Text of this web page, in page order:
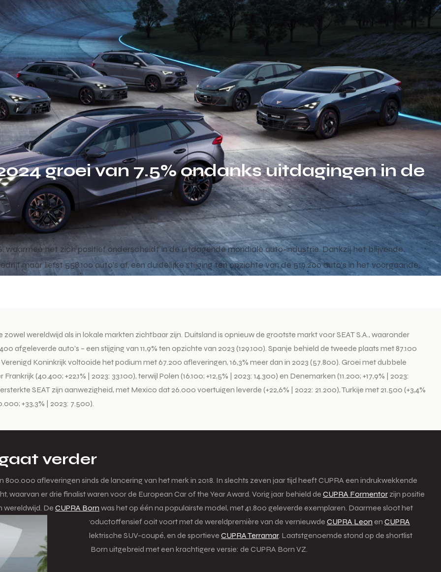
groei van 7.5% ondanks uitdagingen in de
waarmee het zich positief onderscheidt in de uitdagende mondiale auto-industrie. Dankzij het blijvende
maar liefst 558.100 auto’s af, een duidelijke stijging ten opzichte van de 519.200 auto's in het voorgaande
wereldwijd als in lokale markten zichtbaar zijn. Duitsland is opnieuw de grootste markt voor SEAT S.A., waaronder
afgeleverde auto's – een stijging van 11,9% ten opzichte van 2023 (129.100). Spanje behield de tweede plaats met 87.100
Koninkrijk voltooide het podium met 67.200 afleveringen, 16,3% meer dan in 2023 (57.800). Groei met dubbele
(40.400; +22,1% | 2023: 33.100), terwijl Polen (16.100; +12,5% | 2023: 14.300) en Denemarken (11.200; +17,9% | 2023:
SEAT zijn aanwezigheid, met Mexico dat 26.000 voertuigen leverde (+22,6% | 2022: 21.200), Turkije met 21.500 (+3,4%
+33,3% | 2023: 7.500).
verder
afleveringen sinds de lancering van het merk in 2018. In slechts zeven jaar tijd heeft CUPRA een indrukwekkende
waarvan er drie finalist waren voor de European Car of the Year Award. Vorig jaar behield de CUPRA Formentor zijn positie
wereldwijd. De CUPRA Born was het op één na populairste model, met 41.800 geleverde exemplaren. Daarmee sloot het
zette zijn grootste productoffensief ooit voort met de wereldpremière van de vernieuwde CUPRA Leon en CUPRA
, zijn eerste 100% elektrische SUV-coupé, en de sportieve CUPRA Terramar. Laatstgenoemde stond op de shortlist
gamma van de CUPRA Born uitgebreid met een krachtigere versie: de CUPRA Born VZ.